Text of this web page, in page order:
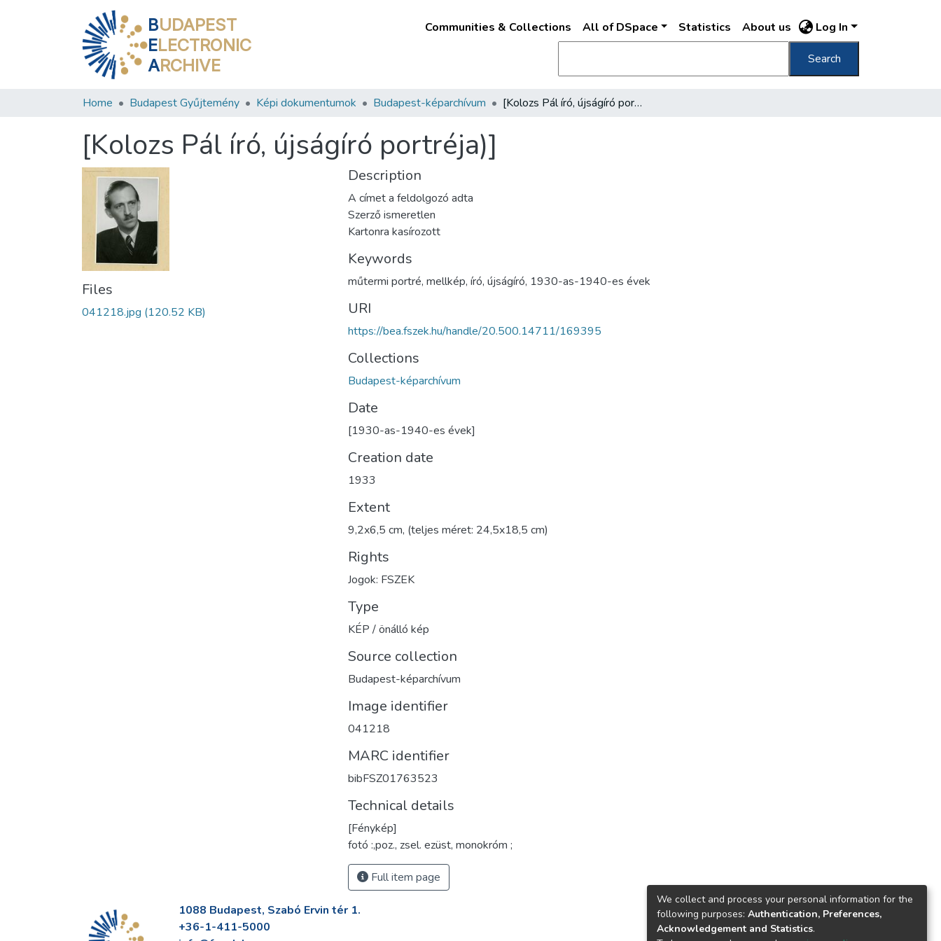
BUDAPEST
ELECTRONIC
ARCHIVE
Communities & Collections All of DSpace Statistics About us Log In
Search
Home Budapest Gyűjtemény Képi dokumentumok Budapest-képarchívum [Kolozs Pál író, újságíró portréja)]
[Kolozs Pál író, újságíró portréja)]
Files
041218.jpg (120.52 KB)
Description
A címet a feldolgozó adta
Szerző ismeretlen
Kartonra kasírozott
Keywords
műtermi portré, mellkép, író, újságíró, 1930-as-1940-es évek
URI
https://bea.fszek.hu/handle/20.500.14711/169395
Collections
Budapest-képarchívum
Date
[1930-as-1940-es évek]
Creation date
1933
Extent
9,2x6,5 cm, (teljes méret: 24,5x18,5 cm)
Rights
Jogok: FSZEK
Type
KÉP / önálló kép
Source collection
Budapest-képarchívum
Image identifier
041218
MARC identifier
bibFSZ01763523
Technical details
[Fénykép]
fotó :,poz., zsel. ezüst, monokróm ;
Full item page
1088 Budapest, Szabó Ervin tér 1.
+36-1-411-5000
We collect and process your personal information for the
following purposes: Authentication, Preferences,
Acknowledgement and Statistics.